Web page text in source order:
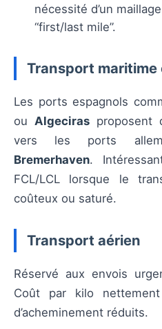
nécessité d’un
“first/last mile”.
Transport
Les ports espagnols
ou Algeciras proposent
vers les ports
Bremerhaven.
FCL/LCL lorsque le
coûteux ou saturé.
Transport aérien
Réservé aux envois
Coût par kilo
d’acheminement réduits.